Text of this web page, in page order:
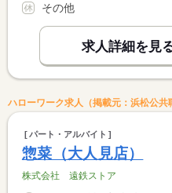
その他
求人詳細を見
ハローワーク求人（掲載元：浜松公共
パート・アルバイト
惣菜（大人見店）
株式会社 遠鉄ストア